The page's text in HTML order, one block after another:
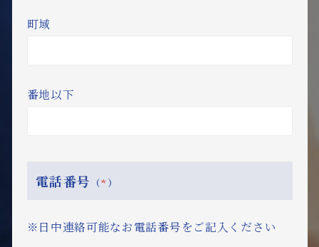
町域
番地以下
電話番号 （*）
※日中連絡可能なお電話番号をご記入ください